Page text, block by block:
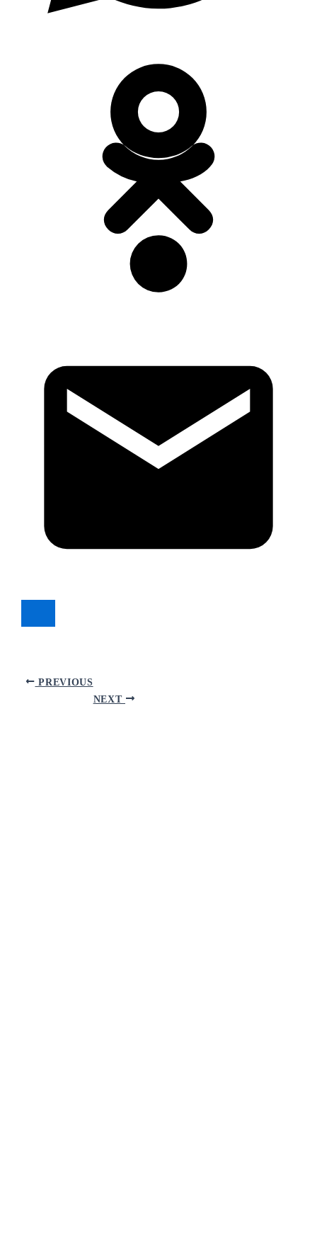
PREVIOUS
NEXT